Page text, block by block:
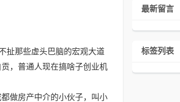
扯那些虚头巴脑的宏观大道
，普通人现在搞啥子创业机
做房产中介的小伙子，叫小
最新留言
标签列表